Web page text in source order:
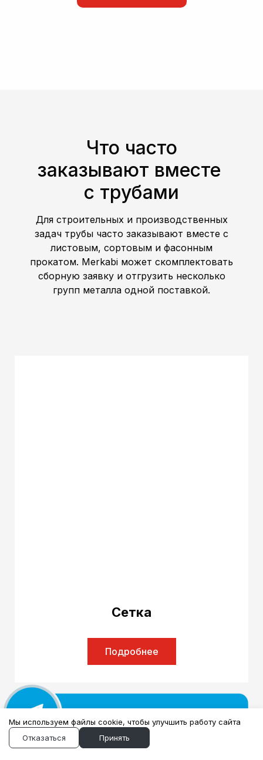
Что часто
заказывают вместе
с трубами
Для строительных и производственных
задач трубы часто заказывают вместе с
листовым, сортовым и фасонным
прокатом. Merkabi может скомплектовать
сборную заявку и отгрузить несколько
групп металла одной поставкой.
Сетка
Подробнее
Мы используем файлы cookie, чтобы улучшить работу сайта
Отказаться
Принять